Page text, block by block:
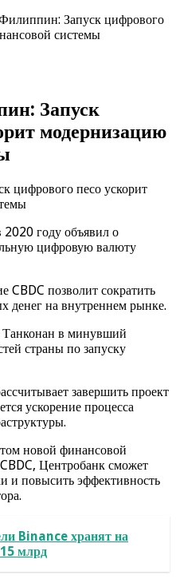
Запуск цифрового
системы
Запуск
модернизацию
году объявил о
цифровую валюту
CBDC позволит сократить
денег на внутреннем рынке.
Танконан в минувший
страны по запуску
завершить проект
ускорение процесса
новой финансовой
Центробанк сможет
и повысить эффективность
Binance хранят на
млрд